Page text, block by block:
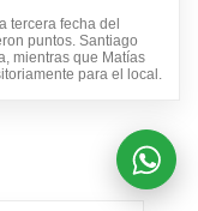
tercera fecha del
puntos. Santiago
mientras que Matías
para el local.